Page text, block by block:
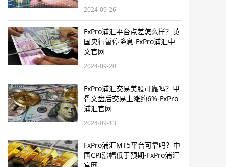
2024-09-26
FxPro浦汇平台点差怎么样？英
国央行暂停降息-FxPro浦汇中
文官网
2024-09-20
FxPro浦汇交易美股可靠吗？甲
骨文盘后交易上涨约6%-FxPro
浦汇官网
2024-09-13
FxPro浦汇MT5平台可靠吗？中
国CPI涨幅低于预期-FxPro浦汇
官网